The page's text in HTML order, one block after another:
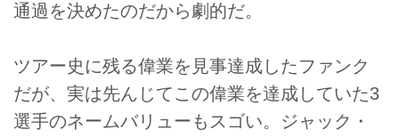
通過を決めたのだから劇的だ。
ツアー史に残る偉業を見事達成したファンク
だが、実は先んじてこの偉業を達成していた3
選手のネームバリューもスゴい。ジャック・